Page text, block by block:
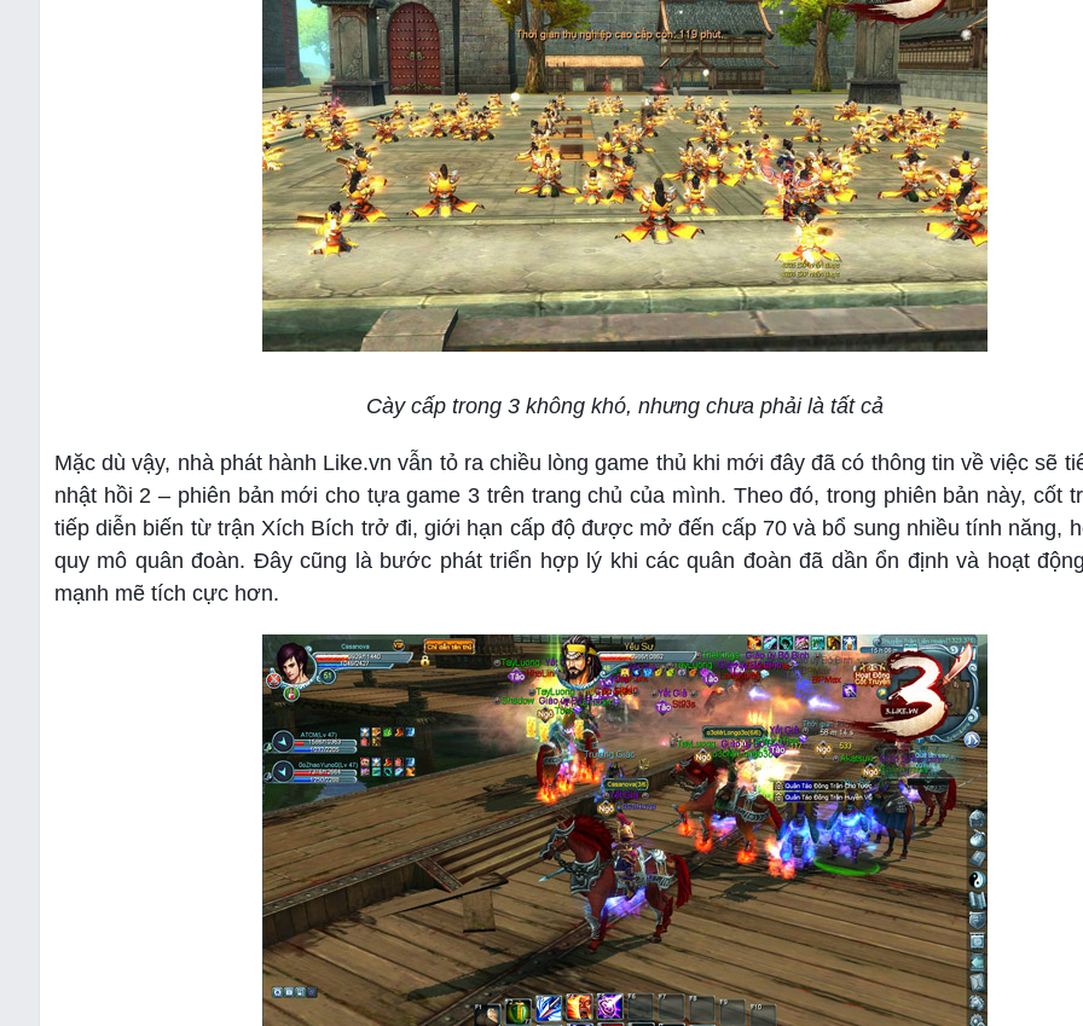
Cày cấp trong 3 không khó, nhưng chưa phải là tất cả
Mặc dù vậy, nhà phát hành Like.vn vẫn tỏ ra chiều lòng game thủ khi mới đây đã có thông tin về việc sẽ
nhật hồi 2 – phiên bản mới cho tựa game 3 trên trang chủ của mình. Theo đó, trong phiên bản này, cốt
tiếp diễn biến từ trận Xích Bích trở đi, giới hạn cấp độ được mở đến cấp 70 và bổ sung nhiều tính năng,
quy mô quân đoàn. Đây cũng là bước phát triển hợp lý khi các quân đoàn đã dần ổn định và hoạt
mạnh mẽ tích cực hơn.